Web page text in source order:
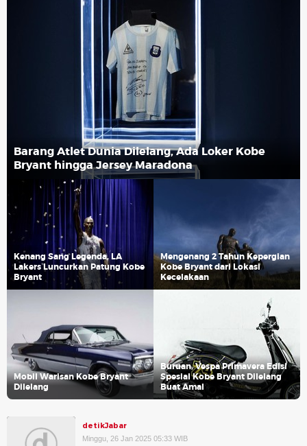
Barang Atlet Dunia Dilelang, Ada Loker Kobe
Bryant hingga Jersey Maradona
Kenang Sang Legenda, LA
Lakers Luncurkan Patung Kobe
Bryant
Mengenang 2 Tahun Kepergian
Kobe Bryant dari Lokasi
Kecelakaan
Mobil Warisan Kobe Bryant
Dilelang
Buruan, Vespa Primavera Edisi
Spesial Kobe Bryant Dilelang
Buat Amal
detikJabar
Minggu, 26 Jan 2025 05:33 WIB